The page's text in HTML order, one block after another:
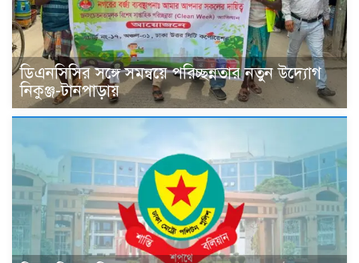
ডিএনসিসির সঙ্গে সমন্বয়ে পরিচ্ছন্নতার নতুন উদ্যোগ
নিকুঞ্জ-টানপাড়ায়